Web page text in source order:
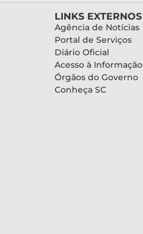
LINKS EXTERNOS
Agência de Notícias
Portal de Serviços
Diário Oficial
Acesso à Informação
Órgãos do Governo
Conheça SC